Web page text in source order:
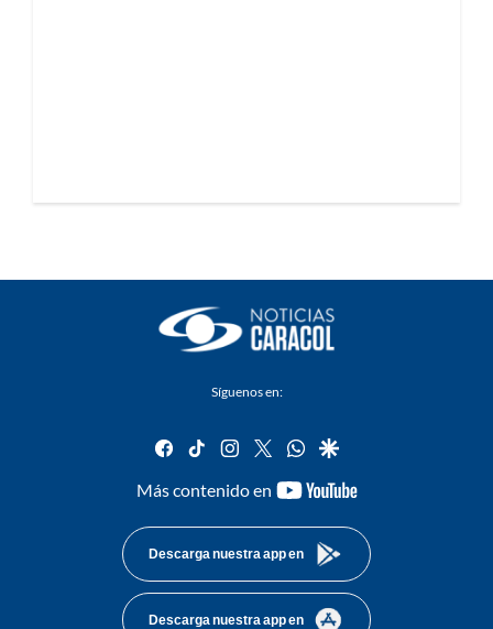
Síguenos en:
facebook
tiktok instagram
twitterwhatsapp
google
Más contenido en
youtube-
Descarga nuestra app en
Descarga nuestra app en